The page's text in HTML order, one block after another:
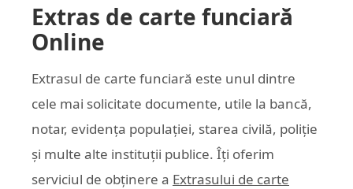
Extras de carte funciară
Online
Extrasul de carte funciară este unul dintre
cele mai solicitate documente, utile la bancă,
notar, evidența populației, starea civilă, poliție
și multe alte instituții publice. Îți oferim
serviciul de obținere a Extrasului de carte